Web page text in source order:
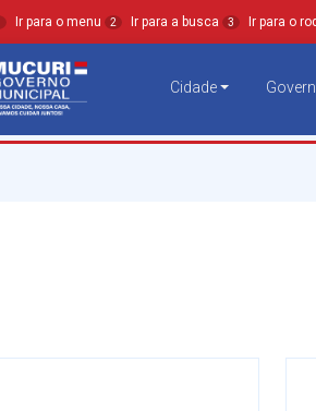
Ir para o menu 2 Ir para a busca 3 Ir para o
Cidade